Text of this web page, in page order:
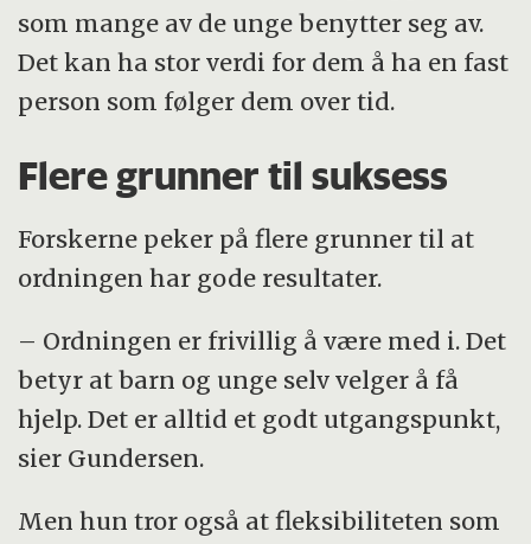
som mange av de unge benytter seg av.
Det kan ha stor verdi for dem å ha en fast
person som følger dem over tid.
Flere grunner til suksess
Forskerne peker på flere grunner til at
ordningen har gode resultater.
– Ordningen er frivillig å være med i. Det
betyr at barn og unge selv velger å få
hjelp. Det er alltid et godt utgangspunkt,
sier Gundersen.
Men hun tror også at fleksibiliteten som